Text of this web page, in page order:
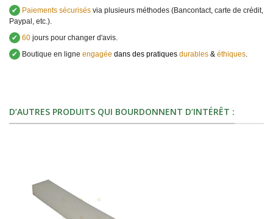
✔
Paiements sécurisés via plusieurs méthodes (Bancontact, carte de crédit,
Paypal, etc.).
✔ 60 jours pour changer d'avis.
✔
Boutique en ligne engagée dans des pratiques durables & éthiques.
D’AUTRES PRODUITS QUI BOURDONNENT D’INTÉRÊT :